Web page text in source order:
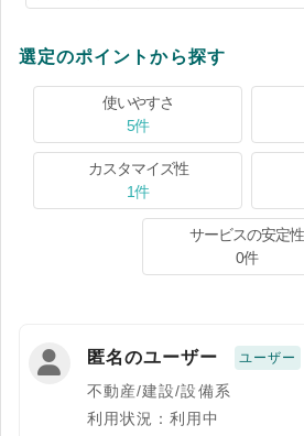
選定のポイントから探す
使いやすさ
5件
カスタマイズ性
1件
サービスの安定性
0件
匿名のユーザー ユーザー
不動産/建設/設備系
利用状況：利用中